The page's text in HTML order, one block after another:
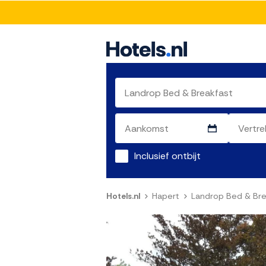
Inclusief ontbijt
Hotels.nl Hapert Landrop Bed &